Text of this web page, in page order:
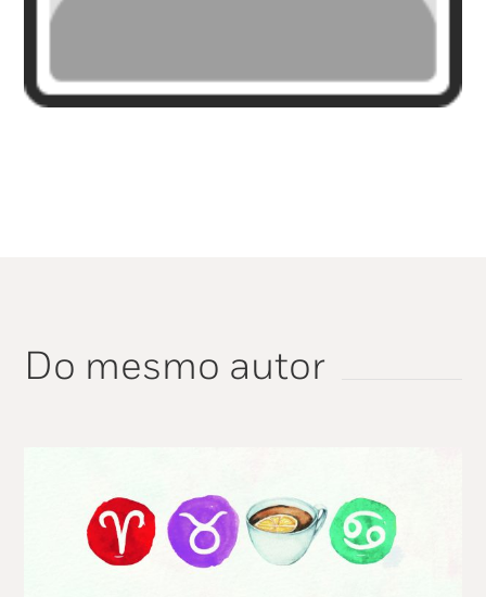
Do mesmo autor